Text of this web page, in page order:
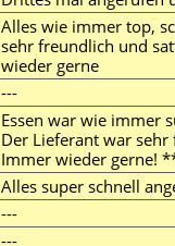
Alles wie immer top,
sehr freundlich und
wieder gerne
---
Essen war wie immer
Der Lieferant war sehr
Immer wieder gerne!
Alles super schnell
---
---